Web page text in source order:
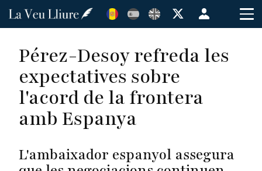
Vés
Menú
de
cuenta
de
Pérez-Desoy refreda les
expectatives sobre
l'acord de la frontera
amb Espanya
L'ambaixador espanyol assegura